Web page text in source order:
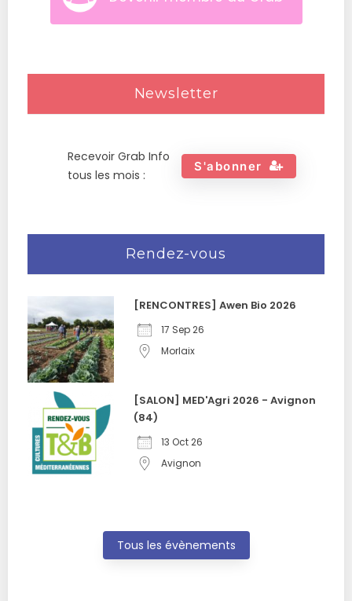
Newsletter
Recevoir Grab Info
tous les mois :
S'abonner
Rendez-vous
[RENCONTRES] Awen Bio 2026
17 Sep 26
Morlaix
[SALON] MED'Agri 2026 - Avignon
(84)
13 Oct 26
Avignon
Tous les évènements